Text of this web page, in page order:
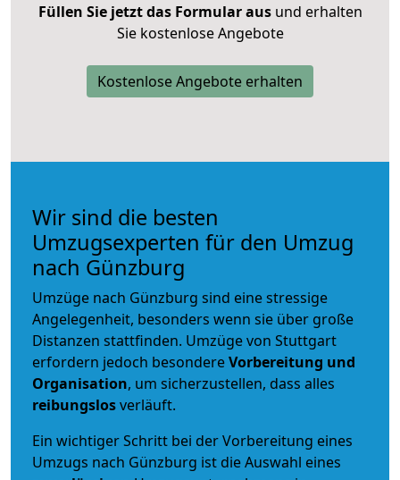
Füllen Sie jetzt das Formular ausund erhalten
Sie kostenlose Angebote
Kostenlose Angebote erhalten
Wir sind die besten
Umzugsexperten für den Umzug
nach Günzburg
Umzüge nach Günzburg sind eine stressige
Angelegenheit, besonders wenn sie über große
Distanzen stattfinden. Umzüge von Stuttgart
erfordern jedoch besondereVorbereitung und
Organisation, um sicherzustellen, dass alles
reibungslosverläuft.
Ein wichtiger Schritt bei der Vorbereitung eines
Umzugs nach Günzburg ist die Auswahl eines